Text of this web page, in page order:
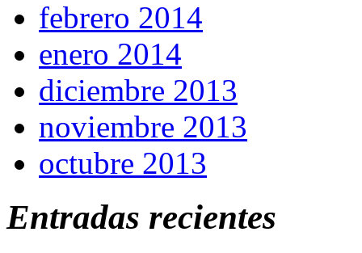
febrero 2014
enero 2014
diciembre 2013
noviembre 2013
octubre 2013
Entradas recientes